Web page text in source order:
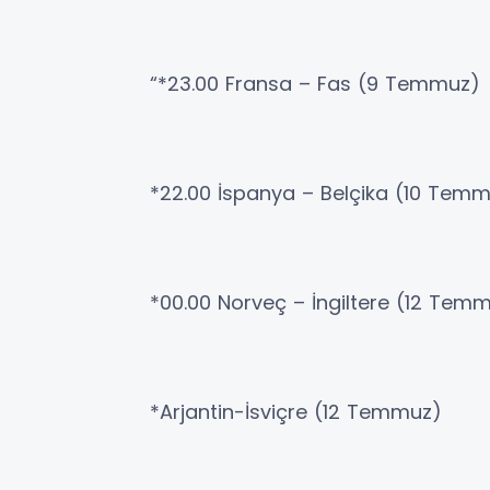
“*23.00 Fransa – Fas (9 Temmuz)
*22.00 İspanya – Belçika (10
*00.00 Norveç – İngiltere (12
*Arjantin-İsviçre (12 Temmuz)